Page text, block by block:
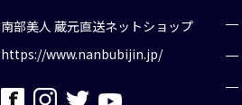
南部美人 蔵元直送ネットショップ
https://www.nanbubijin.jp/